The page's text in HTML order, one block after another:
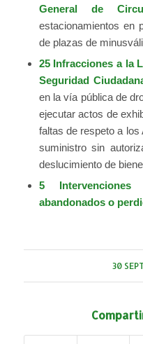
General de
estacionamientos en
de plazas de
25 Infracciones a la
Seguridad
en la vía pública de
ejecutar actos de
faltas de respeto a los
suministro sin
deslucimiento de
5
abandonados o
30